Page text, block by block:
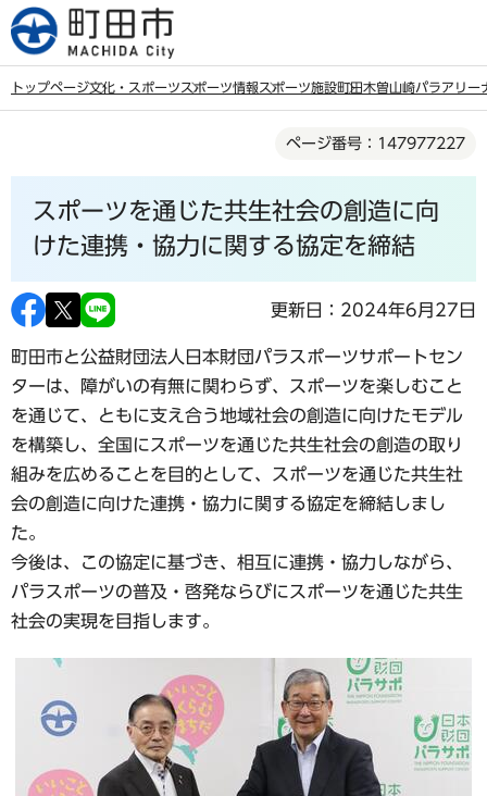
こ
の
トップページ文化・スポーツスポーツ情報スポーツ施設町田木曽山崎パラアリー
ページ番号：147977227
スポーツを通じた共生社会の創造に向
けた連携・協力に関する協定を締結
更新日：2024年6月27日
町田市と公益財団法人日本財団パラスポーツサポートセン
ターは、障がいの有無に関わらず、スポーツを楽しむこと
を通じて、ともに支え合う地域社会の創造に向けたモデル
を構築し、全国にスポーツを通じた共生社会の創造の取り
組みを広めることを目的として、スポーツを通じた共生社
会の創造に向けた連携・協力に関する協定を締結しまし
た。
今後は、この協定に基づき、相互に連携・協力しながら、
パラスポーツの普及・啓発ならびにスポーツを通じた共生
社会の実現を目指します。